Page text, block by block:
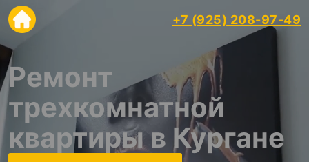
+7 (925) 208-97-49
Ремонт
трехкомнатной
квартиры в Кургане